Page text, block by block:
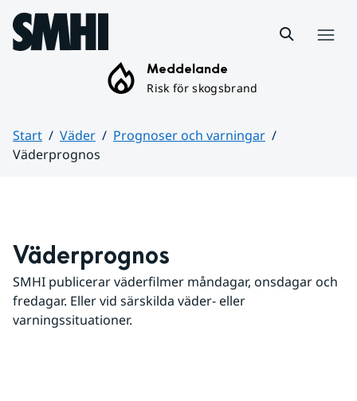
Hoppa till sidans innehåll
Meddelande
Risk för skogsbrand
Start Väder
Prognoser och varningar
Väderprognos
Väderprognos
SMHI publicerar väderfilmer måndagar, onsdagar och
fredagar. Eller vid särskilda väder- eller
varningssituationer.